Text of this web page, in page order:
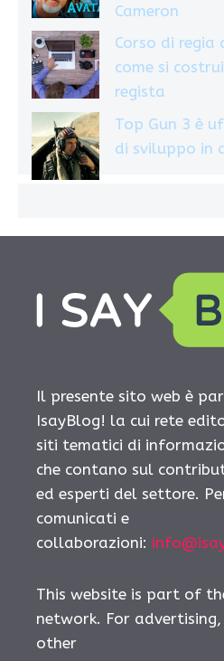
Cameron
Corso di regia
come si
regista
Top Gun 3 è
di sviluppo in
Il presente sito web è
IsayBlog! la cui rete
siti tematici di
che contano sul
ed esperti del settore.
comunicati e
collaborazioni:
This website is part of
network. For advertising,
other